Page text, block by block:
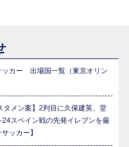
カー 出場国一覧（東京オリン
タメン案】2列目に久保建英、堂
スペイン戦の先発イレブンを厳
ッカー】